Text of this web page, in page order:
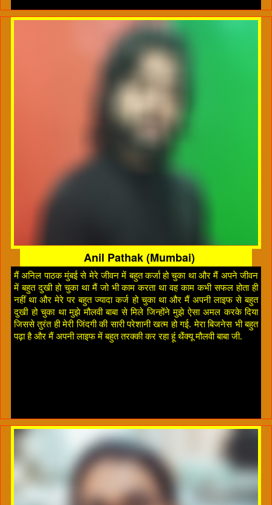
Anil Pathak (Mumbai)
मैं अनिल पाठक मुंबई से मेरे जीवन में बहुत कर्जा हो चुका था और मैं अपने जीवन
में बहुत दुखी हो चुका था मैं जो भी काम करता था वह काम कभी सफल होता ही
नहीं था और मेरे पर बहुत ज्यादा कर्ज हो चुका था और मैं अपनी लाइफ से बहुत
दुखी हो चुका था मुझे मौलवी बाबा से मिले जिन्होंने मुझे ऐसा अमल करके दिया
जिससे तुरंत ही मेरी जिंदगी की सारी परेशानी खत्म हो गई. मेरा बिजनेस भी बहुत
पढ़ा है और मैं अपनी लाइफ में बहुत तरक्की कर रहा हूं थैंक्यू मौलवी बाबा जी.